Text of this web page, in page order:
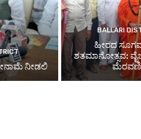
ನೀಡಲಿ
BALLARI
ಹೀರದ
ಶತಮಾನೋತ್ಸವ: